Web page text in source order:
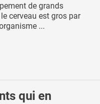
de grands
cerveau est gros par
...
qui en